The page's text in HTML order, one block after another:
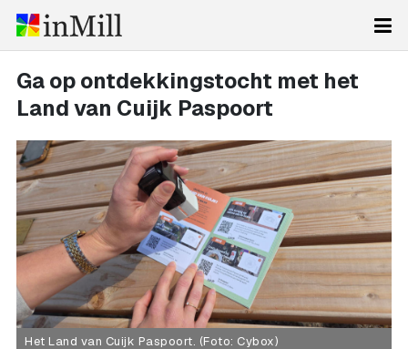
Ga op ontdekkingstocht met het
Land van Cuijk Paspoort
Het Land van Cuijk Paspoort. (Foto: Cybox)